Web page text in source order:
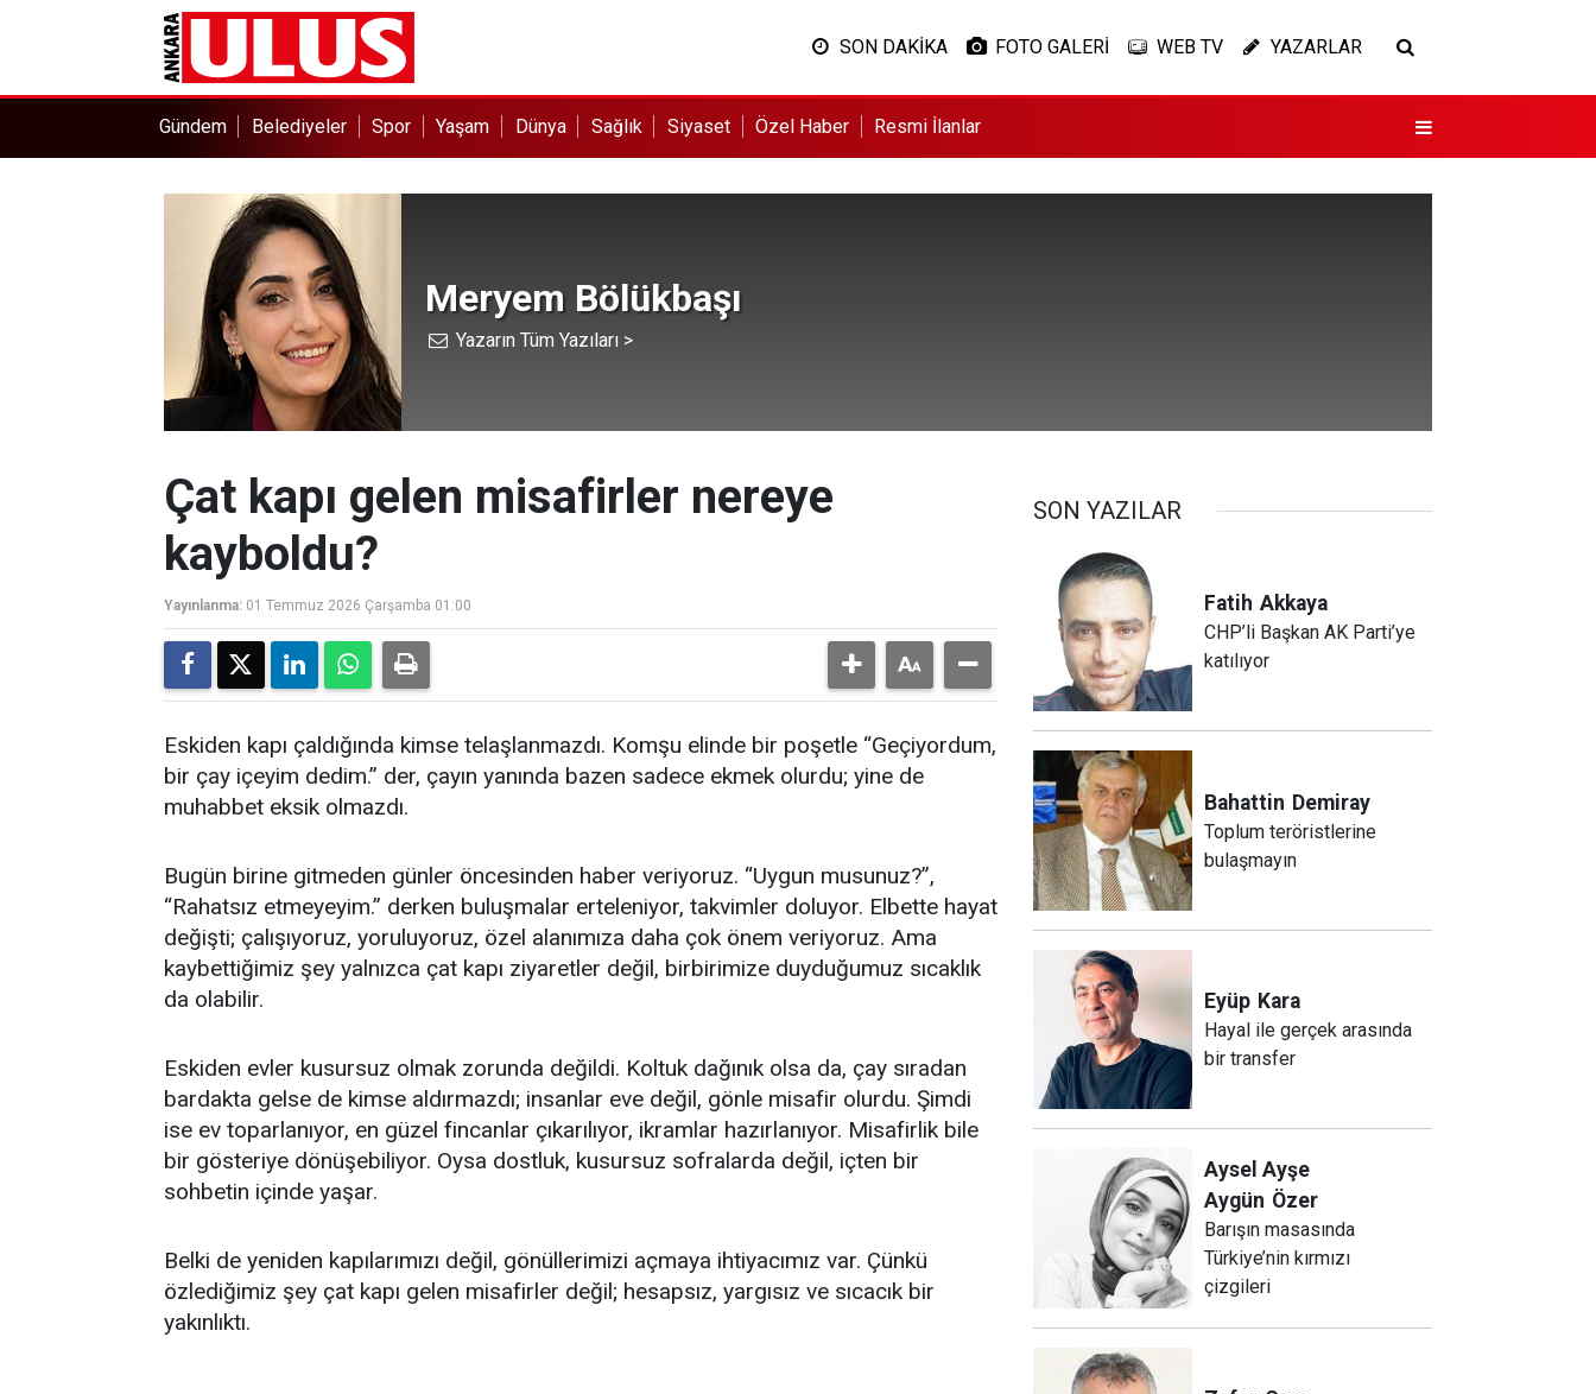
SON DAKİKA FOTO GALERİ WEB TV YAZARLAR
Gündem Belediyeler Spor Yaşam Dünya Sağlık Siyaset Özel Haber Resmi İlanlar
Meryem Bölükbaşı
Yazarın Tüm Yazıları >
Çat kapı gelen misafirler nereye
kayboldu?
Yayınlanma: 01 Temmuz 2026 Çarşamba 01:00
Eskiden kapı çaldığında kimse telaşlanmazdı. Komşu elinde bir poşetle “Geçiyordum,
bir çay içeyim dedim.” der, çayın yanında bazen sadece ekmek olurdu; yine de
muhabbet eksik olmazdı.
Bugün birine gitmeden günler öncesinden haber veriyoruz. “Uygun musunuz?”,
“Rahatsız etmeyeyim.” derken buluşmalar erteleniyor, takvimler doluyor. Elbette hayat
değişti; çalışıyoruz, yoruluyoruz, özel alanımıza daha çok önem veriyoruz. Ama
kaybettiğimiz şey yalnızca çat kapı ziyaretler değil, birbirimize duyduğumuz sıcaklık
da olabilir.
Eskiden evler kusursuz olmak zorunda değildi. Koltuk dağınık olsa da, çay sıradan
bardakta gelse de kimse aldırmazdı; insanlar eve değil, gönle misafir olurdu. Şimdi
ise ev toparlanıyor, en güzel fincanlar çıkarılıyor, ikramlar hazırlanıyor. Misafirlik bile
bir gösteriye dönüşebiliyor. Oysa dostluk, kusursuz sofralarda değil, içten bir
sohbetin içinde yaşar.
Belki de yeniden kapılarımızı değil, gönüllerimizi açmaya ihtiyacımız var. Çünkü
özlediğimiz şey çat kapı gelen misafirler değil; hesapsız, yargısız ve sıcacık bir
yakınlıktı.
SON YAZILAR
Fatih Akkaya
CHP’li Başkan AK Parti’ye
katılıyor
Bahattin Demiray
Toplum teröristlerine
bulaşmayın
Eyüp Kara
Hayal ile gerçek arasında
bir transfer
Aysel Ayşe
Aygün Özer
Barışın masasında
Türkiye’nin kırmızı
çizgileri